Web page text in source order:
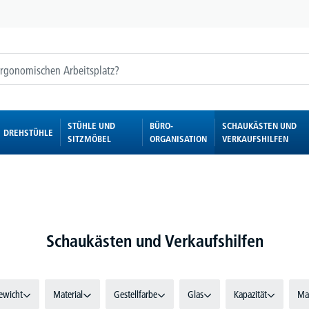
DREHSTÜHLE
STÜHLE UND
SITZMÖBEL
BÜRO-
ORGANISATION
SCHAUKÄSTEN UND
VERKAUFSHILFEN
Schaukästen und Verkaufshilfen
Material Gestellfarbe Glas Kapazität